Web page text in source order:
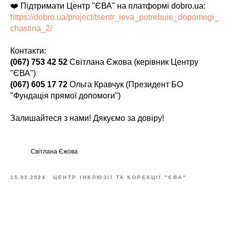
❤️ Підтримати Центр "ЄВА" на платформі dobro.ua:
https://dobro.ua/project/tsentr_ieva_potrebuie_dopomogi_
chastina_2/
Контакти:
(067) 753 42 52 Світлана Єжова (керівник Центру
"ЄВА")
(067) 605 17 72 Ольга Кравчук (Президент БО
"Фундація прямої допомоги")
Залишайтеся з нами! Дякуємо за довіру!
Світлана Єжова
15.03.2024 ЦЕНТР ІНКЛЮЗІЇ ТА КОРЕКЦІЇ "ЄВА"